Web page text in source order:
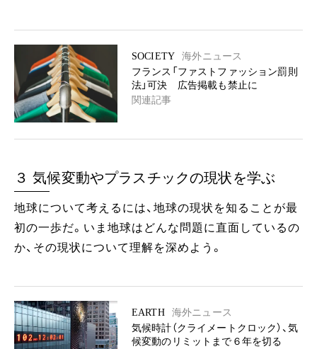
SOCIETY
海外ニュース
フランス「ファストファッション罰則
法」可決 広告掲載も禁止に
関連記事
３ 気候変動やプラスチックの現状を学ぶ
地球について考えるには、地球の現状を知ることが最
初の一歩だ。いま地球はどんな問題に直面しているの
か、その現状について理解を深めよう。
EARTH
海外ニュース
気候時計（クライメートクロック）、気
候変動のリミットまで６年を切る